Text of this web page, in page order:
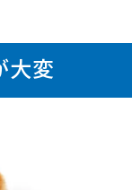
大変